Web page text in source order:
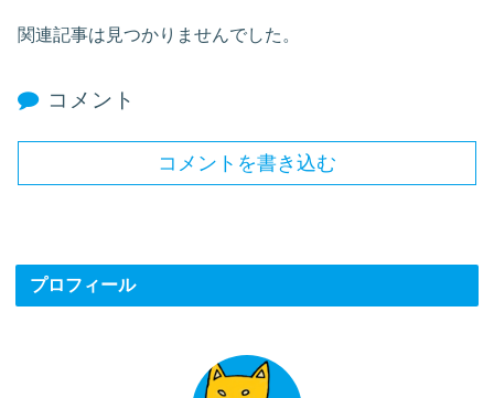
関連記事は見つかりませんでした。
コメント
コメントを書き込む
プロフィール